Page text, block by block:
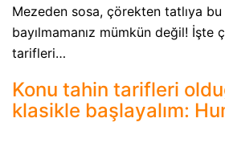
Mezeden sosa, çörekten tatlıya
bayılmamanız mümkün değil! İşte
tarifleri…
Konu tahin tarifleri
klasikle başlayalım: